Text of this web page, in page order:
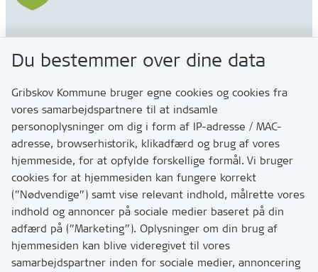
Gribskov Kommune
Rådhusvej 3
3200 Helsinge
Kontakt
Skriv til os via Digital Post
Har du brug for at komme i kontakt med os? Se her
hvordan
Tip os om huller i vejen eller andet
T:7249 6000
Bemærk: vi har mange opkald mellem kl. 10 og 11
Du bestemmer over dine data
Gribskov Kommune bruger egne cookies og cookies fra
vores samarbejdspartnere til at indsamle
personoplysninger om dig i form af IP-adresse / MAC-
adresse, browserhistorik, klikadfærd og brug af vores
hjemmeside, for at opfylde forskellige formål. Vi bruger
cookies for at hjemmesiden kan fungere korrekt
(”Nødvendige”) samt vise relevant indhold, målrette vores
indhold og annoncer på sociale medier baseret på din
adfærd på (”Marketing”). Oplysninger om din brug af
hjemmesiden kan blive videregivet til vores
samarbejdspartner inden for sociale medier, annoncering